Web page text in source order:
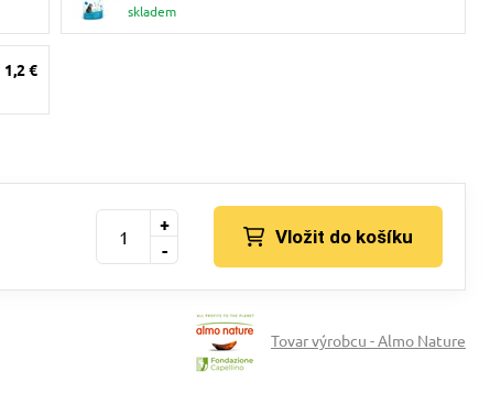
skladem
1,2 €
-
+
Vložit do košíku
Tovar výrobcu - Almo Nature